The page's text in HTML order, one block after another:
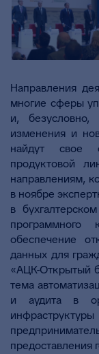
Направления
многие сферы
и, безусловно,
изменения и
найдут свое
продуктовой
направлениям,
в ноябре
в
программного
обеспечение
данных для
«АЦК-Открытый
тема
и аудита в
предоставления